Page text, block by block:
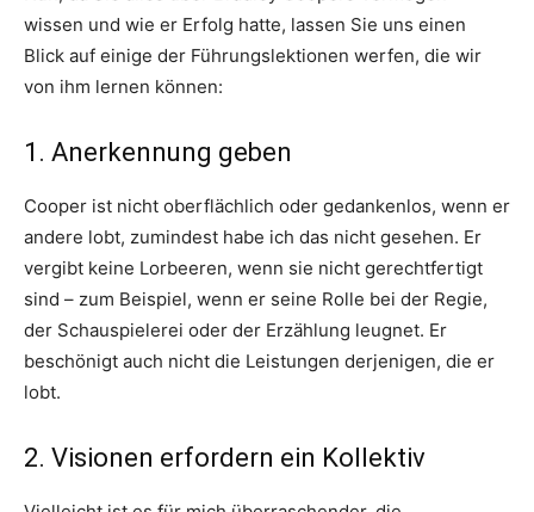
wissen und wie er Erfolg hatte, lassen Sie uns einen
Blick auf einige der Führungslektionen werfen, die wir
von ihm lernen können:
1. Anerkennung geben
Cooper ist nicht oberflächlich oder gedankenlos, wenn er
andere lobt, zumindest habe ich das nicht gesehen. Er
vergibt keine Lorbeeren, wenn sie nicht gerechtfertigt
sind – zum Beispiel, wenn er seine Rolle bei der Regie,
der Schauspielerei oder der Erzählung leugnet. Er
beschönigt auch nicht die Leistungen derjenigen, die er
lobt.
2. Visionen erfordern ein Kollektiv